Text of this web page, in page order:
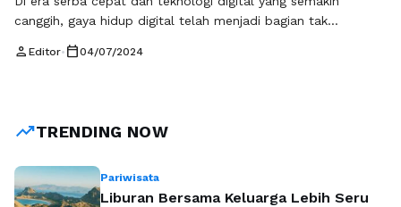
canggih, gaya hidup digital telah menjadi bagian tak
kemudahan dan keterhubungan yang ditawarkan oleh
mengoptimalkan waktu di era serba cepat? Pertama-tama,
person Editor• calendar_today04/07/2024
trending_upTRENDING NOW
Pariwisata
Liburan Bersama Keluarga Lebih Seru